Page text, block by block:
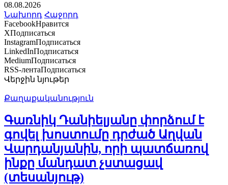
08.08.2026
Նախորդ Հաջորդ
FacebookНравится
XПодписаться
InstagramПодписаться
LinkedInПодписаться
MediumПодписаться
RSS-лентаПодписаться
Վերջին նյութեր
Քաղաքականություն
Գառնիկ Դանիելյանը փորձում է
գովել խոստումը դրժած Աղվան
Վարդանյանին, որի պատճառով
ինքը մանդատ չստացավ
(տեսանյութ)